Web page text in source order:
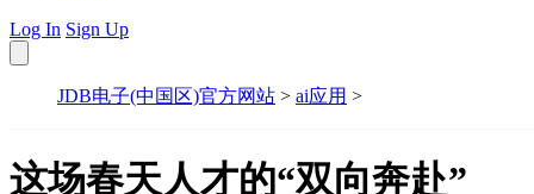
Log In Sign Up
JDB电子(中国区)官方网站 > ai应用 >
这场春天人才的“双向奔赴”